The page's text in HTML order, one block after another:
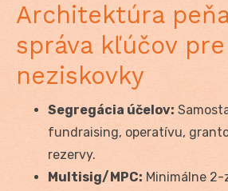
Architektúra
správa kľúčov pre
neziskovky
Segregácia účelov:
fundraising, operatívu,
rezervy.
Multisig/MPC: Minimálne